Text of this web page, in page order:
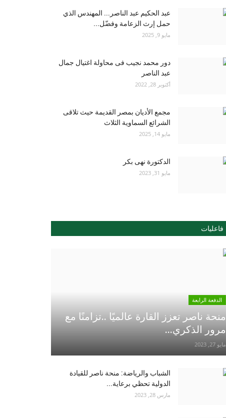
عبد الحكيم عبد الناصر... المهندس الذي
حمل إرث الزعامة وفضّل...
مايو 9, 2025
دور محمد نجيب فى محاولة اغتيال جمال
عبد الناصر
أكتوبر 28, 2022
مجمع الأديان بمصر القديمة حيث تلاقى
الشرائع السماوية الثلاث
مايو 14, 2025
الدكتورة نهى بكر
مايو 31, 2023
فاعليات
الدفعة الرابعة
منحة ناصر تعزز القارة عالميًا ..تزامنًا مع
مرور الذكري...
مايو 27, 2023
الشباب والرياضة: منحة ناصر للقيادة
الدولية تحظي برعاية...
مارس 28, 2023